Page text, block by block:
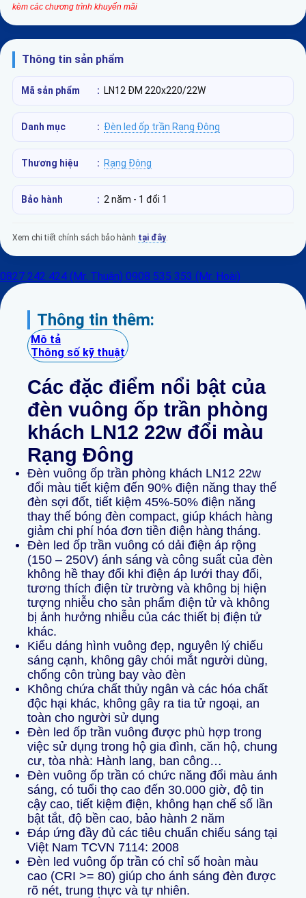
kèm các chương trình khuyến mãi
Thông tin sản phẩm
Mã sản phẩm : LN12 ĐM 220x220/22W
Danh mục : Đèn led ốp trần Rạng Đông
Thương hiệu : Rạng Đông
Bảo hành : 2 năm - 1 đổi 1
Xem chi tiết chính sách bảo hành tại đây.
0827 242 424 (Mr. Thuận) 0908 535 353 (Mr. Hoài)
Thông tin thêm:
Mô tả
Thông số kỹ thuật
Các đặc điểm nổi bật của
đèn vuông ốp trần phòng
khách LN12 22w đổi màu
Rạng Đông
Đèn vuông ốp trần phòng khách LN12 22w
đổi màu tiết kiệm đến 90% điện năng thay thế
đèn sợi đốt, tiết kiệm 45%-50% điện năng
thay thế bóng đèn compact, giúp khách hàng
giảm chi phí hóa đơn tiền điện hàng tháng.
Đèn led ốp trần vuông có dải điện áp rộng
(150 – 250V) ánh sáng và công suất của đèn
không hề thay đổi khi điện áp lưới thay đổi,
tương thích điện từ trường và không bị hiện
tượng nhiễu cho sản phẩm điện tử và không
bị ảnh hưởng nhiễu của các thiết bị điện tử
khác.
Kiểu dáng hình vuông đẹp, nguyên lý chiếu
sáng cạnh, không gây chói mắt người dùng,
chống côn trùng bay vào đèn
Không chứa chất thủy ngân và các hóa chất
độc hại khác, không gây ra tia tử ngoại, an
toàn cho người sử dụng
Đèn led ốp trần vuông được phù hợp trong
việc sử dụng trong hộ gia đình, căn hộ, chung
cư, tòa nhà: Hành lang, ban công…
Đèn vuông ốp trần có chức năng đổi màu ánh
sáng, có tuổi thọ cao đến 30.000 giờ, độ tin
cậy cao, tiết kiệm điện, không hạn chế số lần
bật tắt, độ bền cao, bảo hành 2 năm
Đáp ứng đầy đủ các tiêu chuẩn chiếu sáng tại
Việt Nam TCVN 7114: 2008
Đèn led vuông ốp trần có chỉ số hoàn màu
cao (CRI >= 80) giúp cho ánh sáng đèn được
rõ nét, trung thực và tự nhiên.